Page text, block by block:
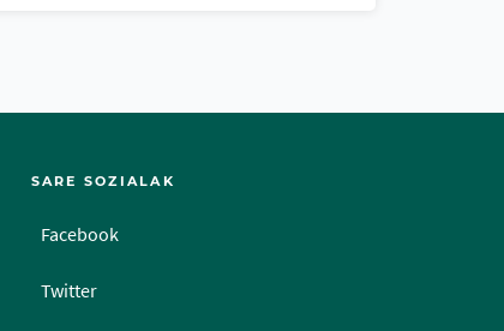
SARE SOZIALAK
Facebook
Twitter